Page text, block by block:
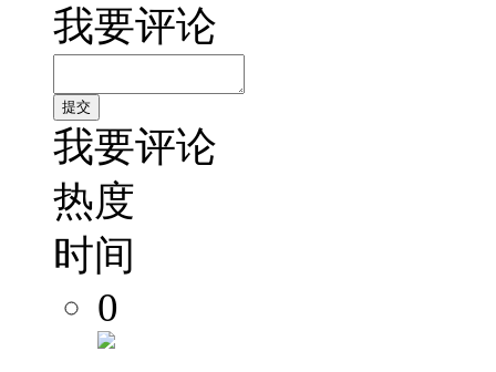
我要评论
我要评论
热度
时间
0